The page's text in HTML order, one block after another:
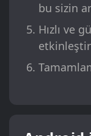
bu sizin
Hızlı ve